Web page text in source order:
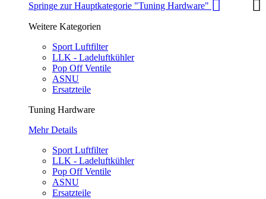
Springe zur Hauptkategorie "Tuning Hardware"
Weitere Kategorien
Sport Luftfilter
LLK - Ladeluftkühler
Pop Off Ventile
ASNU
Ersatzteile
Tuning Hardware
Mehr Details
Sport Luftfilter
LLK - Ladeluftkühler
Pop Off Ventile
ASNU
Ersatzteile